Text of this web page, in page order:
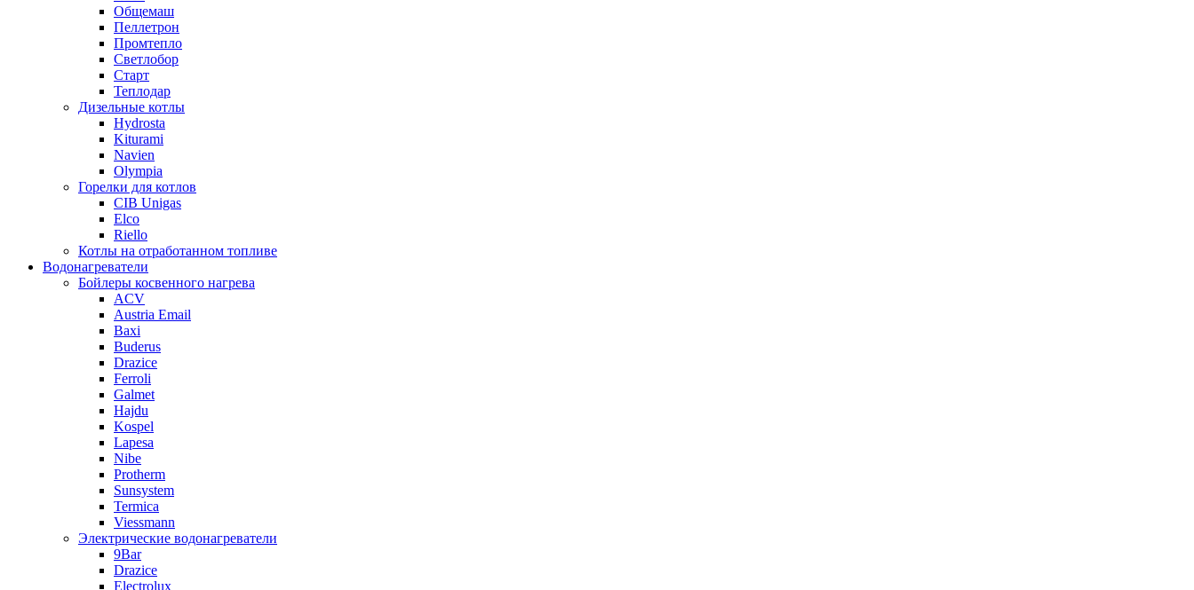
Общемаш
Пеллетрон
Промтепло
Светлобор
Старт
Теплодар
Дизельные котлы
Hydrosta
Kiturami
Navien
Olympia
Горелки для котлов
CIB Unigas
Elco
Riello
Котлы на отработанном топливе
Водонагреватели
Бойлеры косвенного нагрева
ACV
Austria Email
Baxi
Buderus
Drazice
Ferroli
Galmet
Hajdu
Kospel
Lapesa
Nibe
Protherm
Sunsystem
Termica
Viessmann
Электрические водонагреватели
9Bar
Drazice
Electrolux